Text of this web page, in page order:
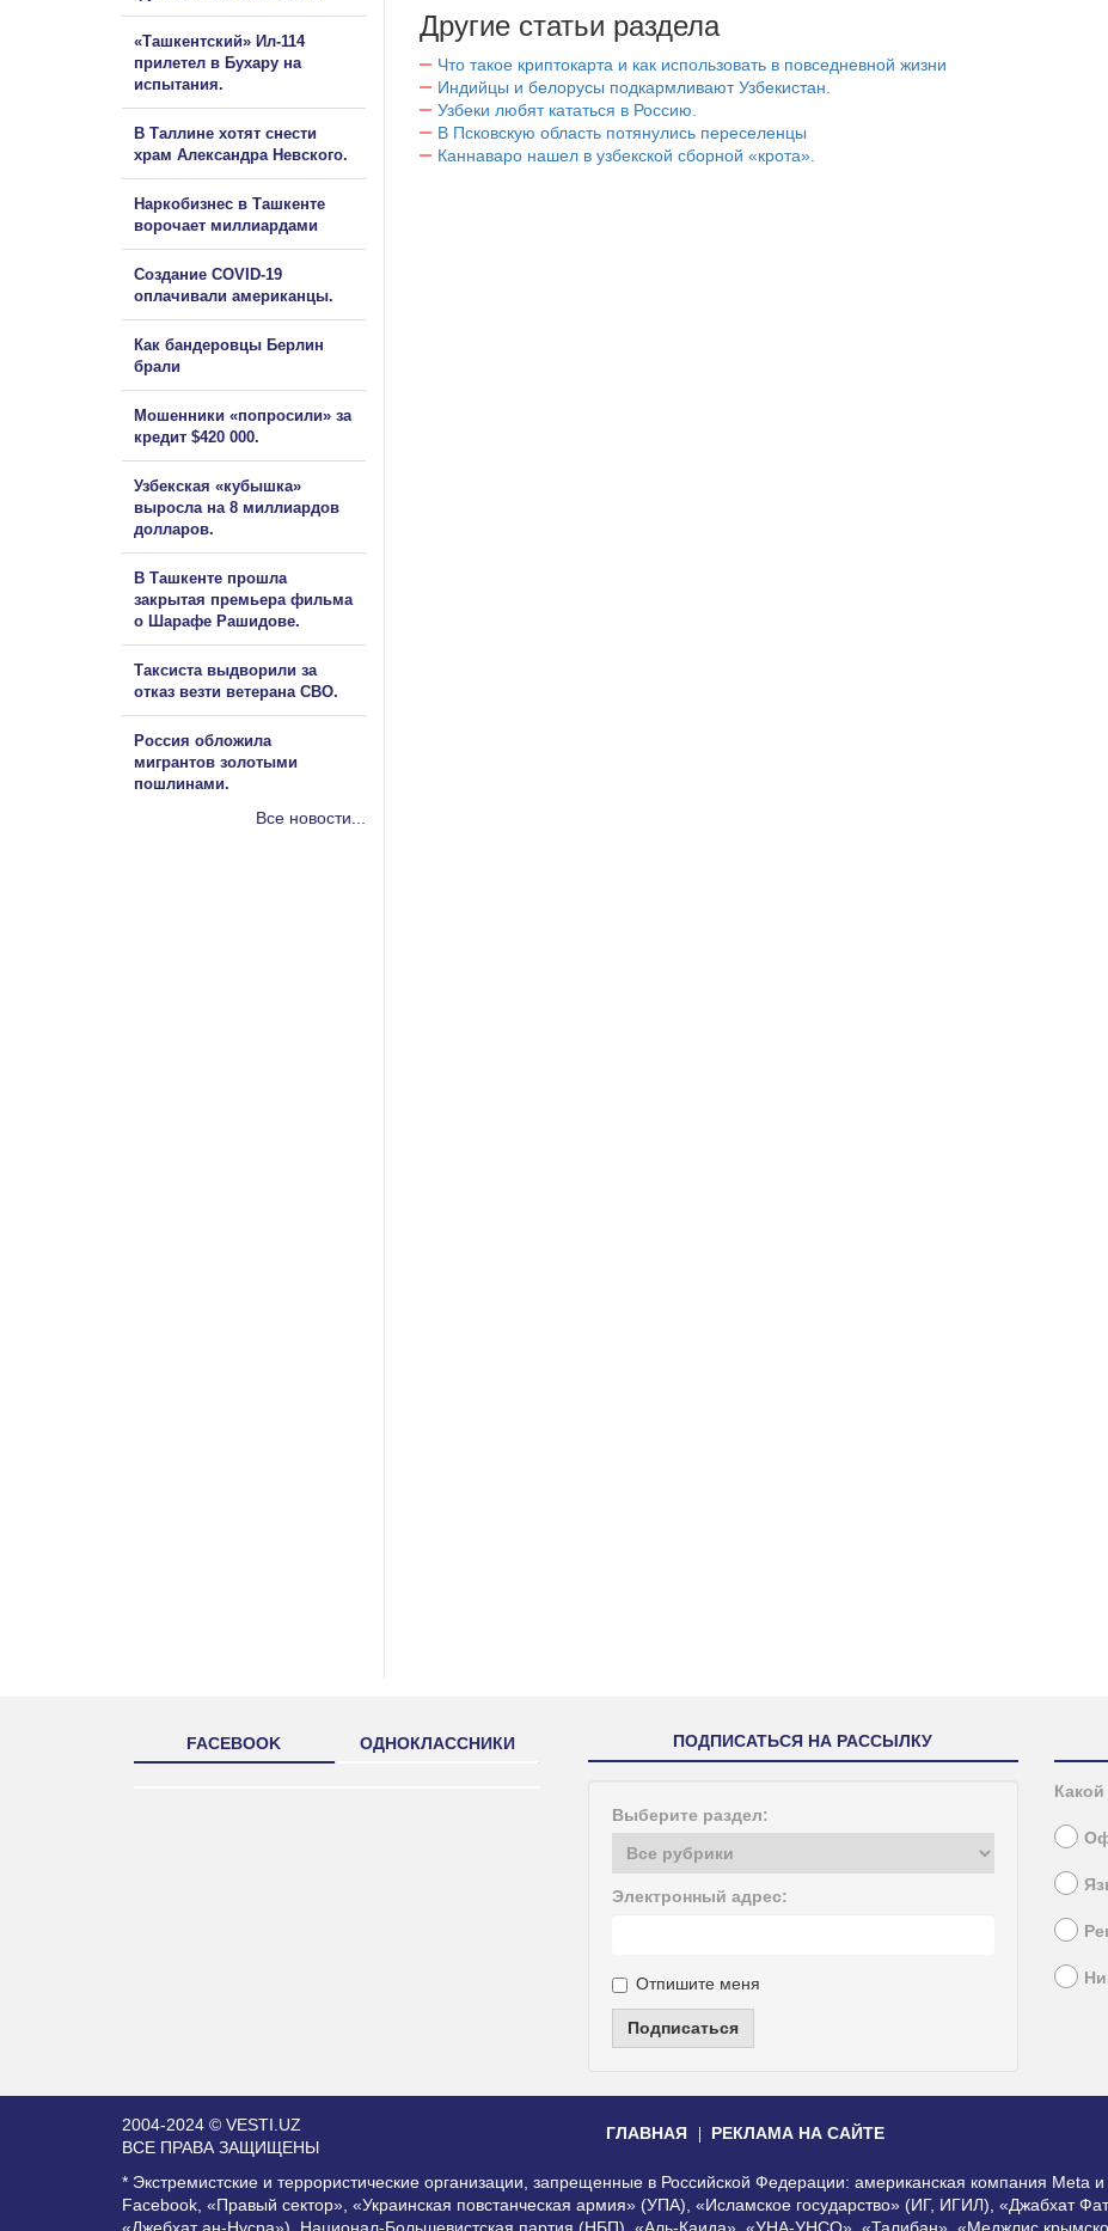
Другие статьи раздела
Что такое криптокарта и как использовать в повседневной жизни
Индийцы и белорусы подкармливают Узбекистан.
Узбеки любят кататься в Россию.
В Псковскую область потянулись переселенцы
Каннаваро нашел в узбекской сборной «крота».
«Ташкентский» Ил-114
прилетел в Бухару на
испытания.
В Таллине хотят снести
храм Александра Невского.
Наркобизнес в Ташкенте
ворочает миллиардами
Создание COVID-19
оплачивали американцы.
Как бандеровцы Берлин
брали
Мошенники «попросили» за
кредит $420 000.
Узбекская «кубышка»
выросла на 8 миллиардов
долларов.
В Ташкенте прошла
закрытая премьера фильма
о Шарафе Рашидове.
Таксиста выдворили за
отказ везти ветерана СВО.
Россия обложила
мигрантов золотыми
пошлинами.
Все новости...
FACEBOOK ОДНОКЛАССНИКИ ПОДПИСАТЬСЯ НА РАССЫЛКУ
Выберите раздел:
Электронный адрес:
Отпишите меня
Подписаться
2004-2024 © VESTI.UZ
ВСЕ ПРАВА ЗАЩИЩЕНЫ
ГЛАВНАЯ РЕКЛАМА НА САЙТЕ
* Экстремистские и террористические организации, запрещенные в Российской Федерации: американская компания
Facebook, «Правый сектор», «Украинская повстанческая армия» (УПА), «Исламское государство» (ИГ, ИГИЛ), «Джабхат
«Джебхат ан-Нусра»), Национал-Большевистская партия (НБП), «Аль-Каида», «УНА-УНСО», «Талибан», «Меджлис